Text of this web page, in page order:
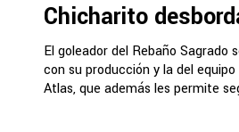
Chicharito
El goleador del Rebaño Sagrado
con su producción y la del
Atlas, que además les permite